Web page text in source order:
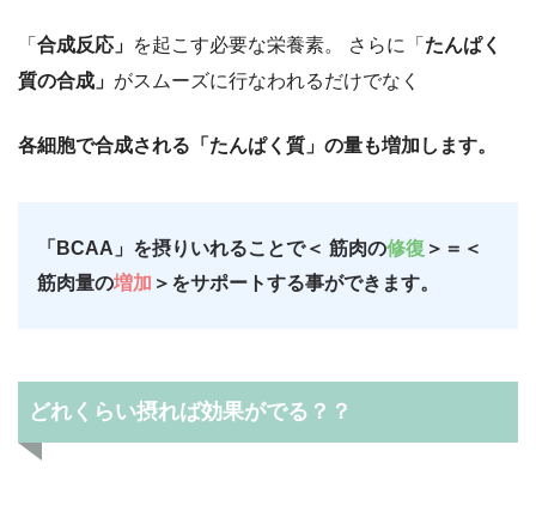
「 合成反応」 を起こす必要な栄養素。 さらに「 たんぱく
質の合成」 がスムーズに行なわれるだけでなく
各細胞で合成される「たんぱく質」の量も増加します。
「BCAA」を摂りいれることで＜ 筋肉の修復 ＞＝＜
筋肉量の増加 ＞をサポートする事ができます。
どれくらい摂れば効果がでる？？